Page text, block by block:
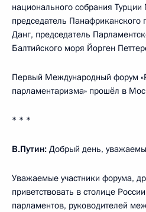
национального собрания
председатель
Данг, председатель
Балтийского моря Йорген
Первый Международный форум
парламентаризма» прошёл в
* * *
В.Путин: Добрый день,
Уважаемые участники форума,
приветствовать в столице
парламентов, руководителей